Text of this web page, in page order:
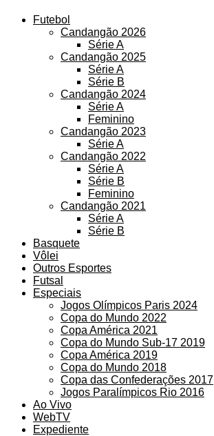
Futebol
Candangão 2026
Série A
Candangão 2025
Série A
Série B
Candangão 2024
Série A
Feminino
Candangão 2023
Série A
Candangão 2022
Série A
Série B
Feminino
Candangão 2021
Série A
Série B
Basquete
Vôlei
Outros Esportes
Futsal
Especiais
Jogos Olímpicos Paris 2024
Copa do Mundo 2022
Copa América 2021
Copa do Mundo Sub-17 2019
Copa América 2019
Copa do Mundo 2018
Copa das Confederações 2017
Jogos Paralímpicos Rio 2016
Ao Vivo
WebTV
Expediente